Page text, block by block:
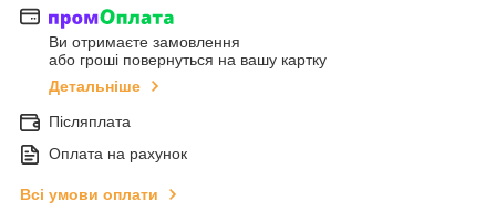
Ви отримаєте замовлення
або гроші повернуться на вашу картку
Детальніше
Післяплата
Оплата на рахунок
Всі умови оплати